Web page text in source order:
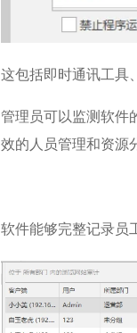
这包括即时通讯工具
管理员可以监测软件
效的人员管理和资源
软件能够完整记录员